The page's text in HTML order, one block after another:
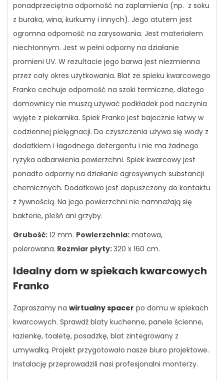
ponadprzeciętna odporność na zaplamienia (np. z soku
z buraka, wina, kurkumy i innych). Jego atutem jest
ogromna odporność na zarysowania. Jest materiałem
niechłonnym. Jest w pełni odporny na działanie
promieni UV. W rezultacie jego barwa jest niezmienna
przez cały okres użytkowania. Blat ze spieku kwarcowego
Franko cechuje odporność na szoki termiczne, dlatego
domownicy nie muszą używać podkładek pod naczynia
wyjęte z piekarnika. Spiek Franko jest bajecznie łatwy w
codziennej pielęgnacji. Do czyszczenia używa się wody z
dodatkiem i łagodnego detergentu i nie ma żadnego
ryzyka odbarwienia powierzchni. Spiek kwarcowy jest
ponadto odporny na działanie agresywnych substancji
chemicznych. Dodatkowo jest dopuszczony do kontaktu
z żywnością. Na jego powierzchni nie namnażają się
bakterie, pleśń ani grzyby.
Grubość: 12 mm. Powierzchnia: matowa,
polerowana. Rozmiar płyty:320 x 160 cm.
Idealny dom w spiekach kwarcowych
Franko
Zapraszamy na wirtualny spacer po domu w spiekach
kwarcowych. Sprawdź blaty kuchenne, panele ścienne,
łazienkę, toaletę, posadzkę, blat zintegrowany z
umywalką. Projekt przygotowało nasze biuro projektowe.
Instalację przeprowadzili nasi profesjonalni monterzy.